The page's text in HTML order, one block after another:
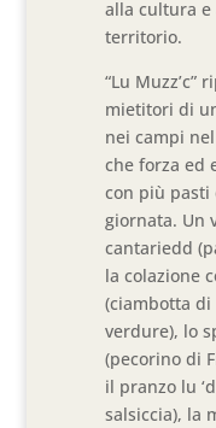
alla cultura
territorio.
“Lu
mietitori di
nei campi
che forza ed
con più pasti
giornata. Un
cantariedd
la colazione
(ciambotta
verdure), lo
(pecorino di
il pranzo lu
salsiccia), la